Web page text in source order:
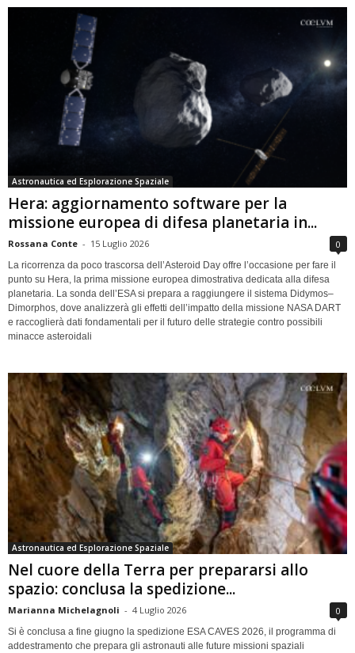
Astronautica ed Esplorazione Spaziale
Hera: aggiornamento software per la
missione europea di difesa planetaria in...
Rossana Conte - 15 Luglio 2026 0
La ricorrenza da poco trascorsa dell’Asteroid Day offre l’occasione per fare il
punto su Hera, la prima missione europea dimostrativa dedicata alla difesa
planetaria. La sonda dell’ESA si prepara a raggiungere il sistema Didymos–
Dimorphos, dove analizzerà gli effetti dell’impatto della missione NASA DART
e raccoglierà dati fondamentali per il futuro delle strategie contro possibili
minacce asteroidali
Astronautica ed Esplorazione Spaziale
Nel cuore della Terra per prepararsi allo
spazio: conclusa la spedizione...
Marianna Michelagnoli - 4 Luglio 2026 0
Si è conclusa a fine giugno la spedizione ESA CAVES 2026, il programma di
addestramento che prepara gli astronauti alle future missioni spaziali